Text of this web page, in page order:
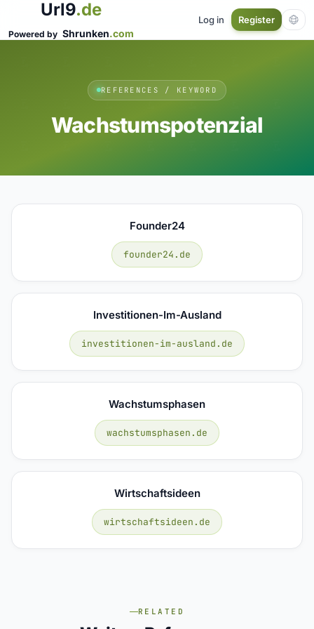
Url9.de
Powered by Shrunken.com
Log in Register
REFERENCES / KEYWORD
Wachstumspotenzial
Founder24
founder24.de
Investitionen-Im-Ausland
investitionen-im-ausland.de
Wachstumsphasen
wachstumsphasen.de
Wirtschaftsideen
wirtschaftsideen.de
RELATED